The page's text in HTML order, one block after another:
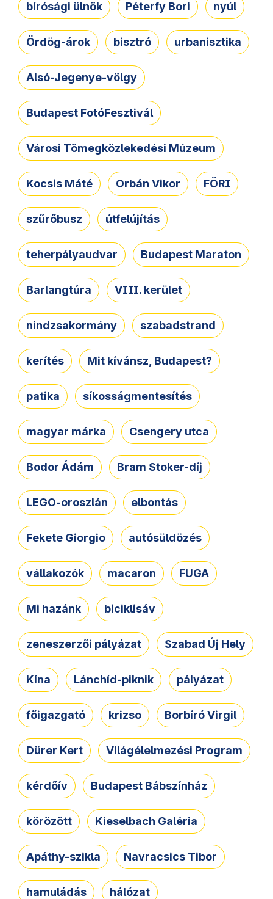
bírósági ülnök Péterfy Bori nyúl
Ördög-árok bisztró urbanisztika
Alsó-Jegenye-völgy
Budapest FotóFesztivál
Városi Tömegközlekedési Múzeum
Kocsis Máté Orbán Vikor FÖRI
szűrőbusz útfelújítás
teherpályaudvar Budapest Maraton
Barlangtúra VIII. kerület
nindzsakormány szabadstrand
kerítés Mit kívánsz, Budapest?
patika síkosságmentesítés
magyar márka Csengery utca
Bodor Ádám Bram Stoker-díj
LEGO-oroszlán elbontás
Fekete Giorgio autósüldözés
vállakozók macaron FUGA
Mi hazánk biciklisáv
zeneszerzői pályázat Szabad Új Hely
Kína Lánchíd-piknik pályázat
főigazgató krizso Borbíró Virgil
Dürer Kert Világélelmezési Program
kérdőív Budapest Bábszínház
körözött Kieselbach Galéria
Apáthy-szikla Navracsics Tibor
hamuládás hálózat